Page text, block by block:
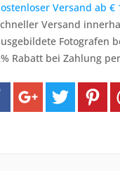
Versand ab €
Versand
Fotografen
Rabatt bei Zahlung